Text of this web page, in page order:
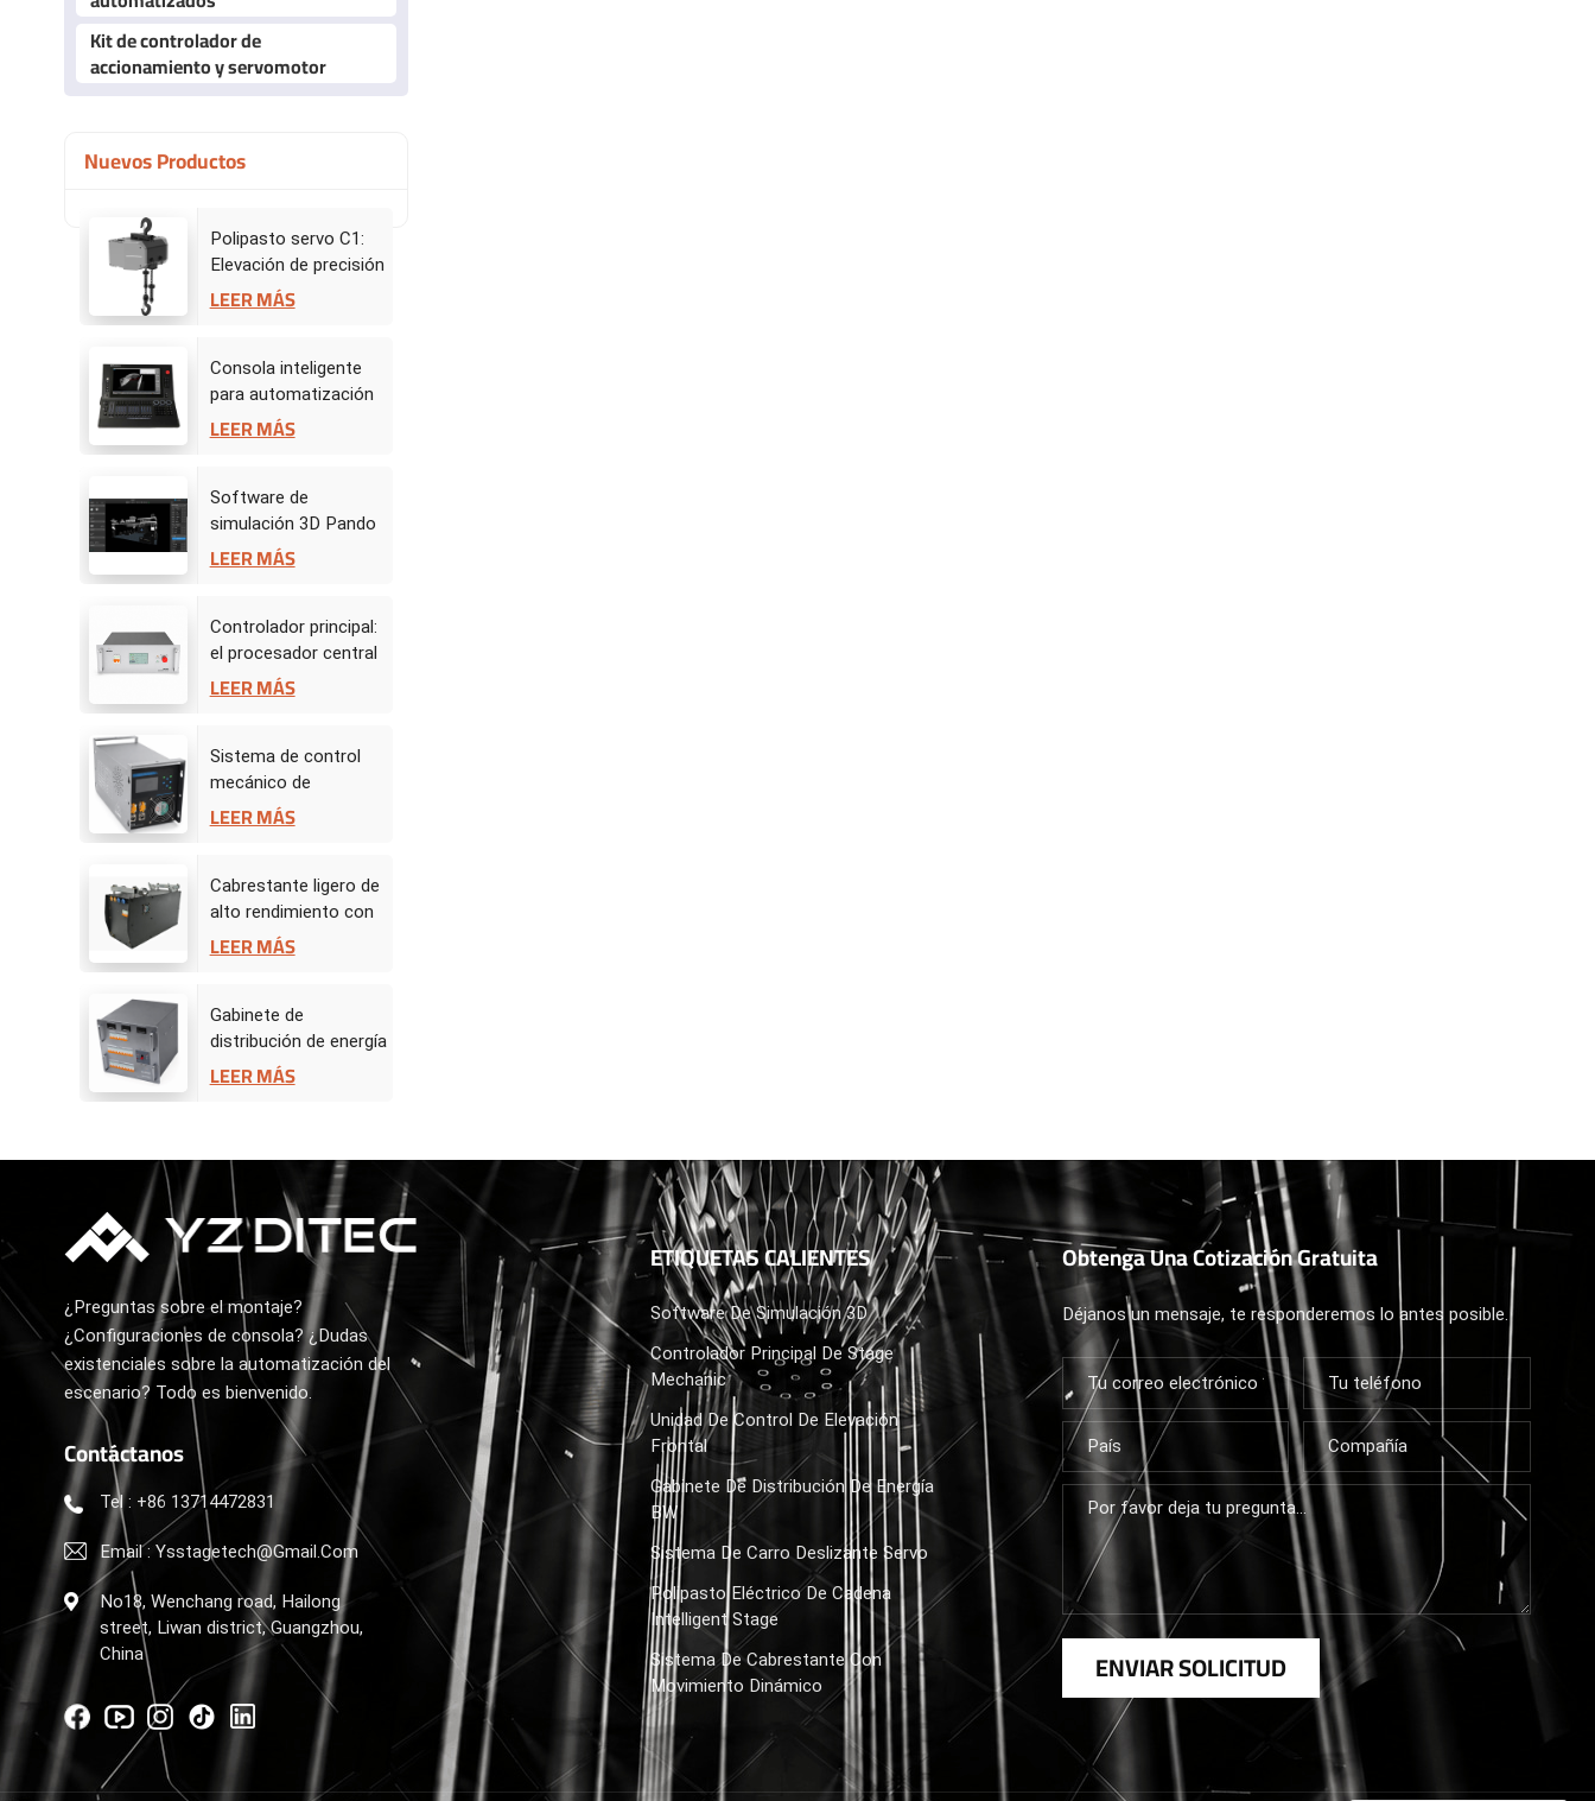
Kit de controlador de
accionamiento y servomotor
Nuevos Productos
Polipasto servo C1:
Elevación de precisión
para actuaciones
LEER MÁS
Consola inteligente
para automatización
de escenarios
LEER MÁS
Software de
simulación 3D Pando
- Centro de mando de
LEER MÁS
Controlador principal:
el procesador central
de la automatización
LEER MÁS
Sistema de control
mecánico de
escenario -
LEER MÁS
Cabrestante ligero de
alto rendimiento con
servomotor de 50 kg
LEER MÁS
Gabinete de
distribución de energía
BW
LEER MÁS
¿Preguntas sobre el montaje?
¿Configuraciones de consola? ¿Dudas
existenciales sobre la automatización del
escenario? Todo es bienvenido.
Contáctanos
Tel : +86 13714472831
Email : Ysstagetech@gmail.com
No18, Wenchang road, Hailong
street, Liwan district, Guangzhou,
China
ETIQUETAS CALIENTES
Software De Simulación 3D
Controlador Principal De Stage
Mechanic
Unidad De Control De Elevación
Frontal
Gabinete De Distribución De Energía
BW
Sistema De Carro Deslizante Servo
Polipasto Eléctrico De Cadena
Intelligent Stage
Sistema De Cabrestante Con
Movimiento Dinámico
Obtenga Una Cotización Gratuita
Déjanos un mensaje, te responderemos lo antes posible.
ENVIAR SOLICITUD